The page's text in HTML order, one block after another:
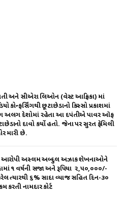
અને સીએરા લિઓન (વેસ્ટ આફ્રિકા) માં
કોન્ફર્સિંગથી છૂટાછેડાનો કિસ્સો પ્રકાશમાં
દેશોમાં રહેતા આ દપંતીએ પાવર ઑફ
દાવો કર્યો હતો. જેના પર સુરત ફેમિલી
મારી છે.
આરોપી અસ્લમ અબ્દુલ અઝાક શેખનાઓને
૧ વર્ષની સજા અને રૂપિયા ₹ ૨,૫૦,૦૦૦/-
ત્યારથી ૬% સાદા વ્યાજ સહિત દિન-૩૦
કરતી નામદાર કોર્ટ